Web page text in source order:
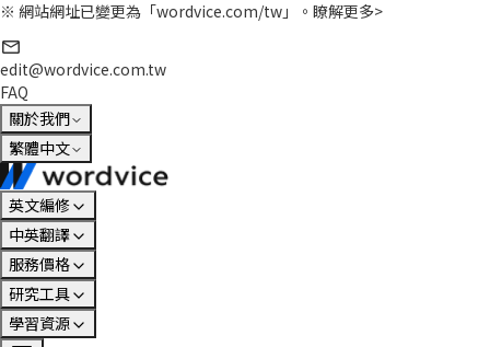
※ 網站網址已變更為「wordvice.com/tw」。 瞭解更多>
edit@wordvice.com.tw
FAQ
關於我們
繁體中文
英文編修
中英翻譯
服務價格
研究工具
學習資源